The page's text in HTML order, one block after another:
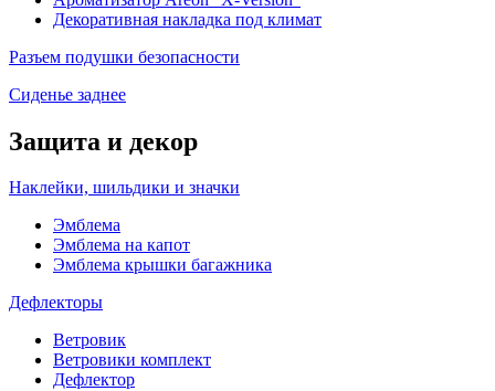
Декоративная накладка под климат
Разъем подушки безопасности
Сиденье заднее
Защита и декор
Наклейки, шильдики и значки
Эмблема
Эмблема на капот
Эмблема крышки багажника
Дефлекторы
Ветровик
Ветровики комплект
Дефлектор